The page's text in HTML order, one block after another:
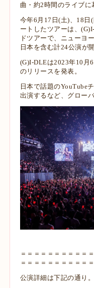
曲・約2時間のライブに
今年6月17日(土)、18日
ートしたツアーは、
ドツアーで、ニューヨ
日本を含む計24公演が
(G)I-DLEは2023年10月
のリリースを発表。
日本で話題のYouTube
出演するなど、グロー
＝＝＝＝＝＝＝＝＝＝
＝＝＝＝＝＝＝＝＝＝
公演詳細は下記の通り。